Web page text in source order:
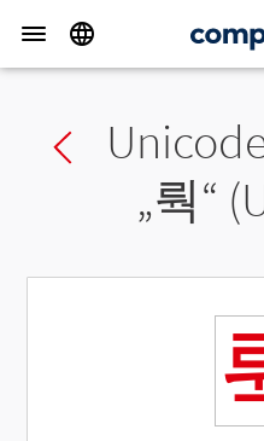
Previous char
„뤅“